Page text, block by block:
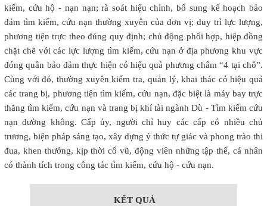
kiếm, cứu hộ - nạn nạn; rà soát hiệu chỉnh, bổ sung kế hoạch bảo
đảm tìm kiếm, cứu nạn thường xuyên của đơn vị; duy trì lực lượng,
phương tiện trực theo đúng quy định; chủ động phối hợp, hiệp đồng
chặt chẽ với các lực lượng tìm kiếm, cứu nạn ở địa phương khu vực
đóng quân bảo đảm thực hiện có hiệu quả phương châm “4 tại chỗ”.
Cùng với đó, thường xuyên kiểm tra, quản lý, khai thác có hiệu quả
các trang bị, phương tiện tìm kiếm, cứu nạn, đặc biệt là máy bay trực
thăng tìm kiếm, cứu nạn và trang bị khí tài ngành Dù - Tìm kiếm cứu
nạn đường không. Cấp ủy, người chỉ huy các cấp có nhiều chủ
trương, biện pháp sáng tạo, xây dựng ý thức tự giác và phong trào thi
đua, khen thưởng, kịp thời cổ vũ, động viên những tập thể, cá nhân
có thành tích trong công tác tìm kiếm, cứu hộ - cứu nạn.
KẾT QUẢ